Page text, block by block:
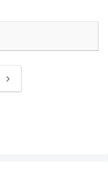
次